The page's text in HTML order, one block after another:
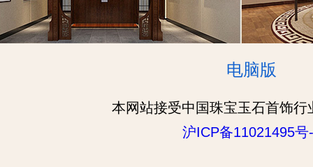
电脑版
本网站接受中国珠宝玉石首饰行
沪ICP备11021495号